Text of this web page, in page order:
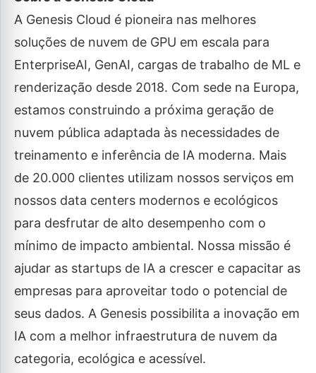
A Genesis Cloud é pioneira nas melhores
soluções de nuvem de GPU em escala para
EnterpriseAI, GenAI, cargas de trabalho de ML e
renderização desde 2018. Com sede na Europa,
estamos construindo a próxima geração de
nuvem pública adaptada às necessidades de
treinamento e inferência de IA moderna. Mais
de 20.000 clientes utilizam nossos serviços em
nossos data centers modernos e ecológicos
para desfrutar de alto desempenho com o
mínimo de impacto ambiental. Nossa missão é
ajudar as startups de IA a crescer e capacitar as
empresas para aproveitar todo o potencial de
seus dados. A Genesis possibilita a inovação em
IA com a melhor infraestrutura de nuvem da
categoria, ecológica e acessível.